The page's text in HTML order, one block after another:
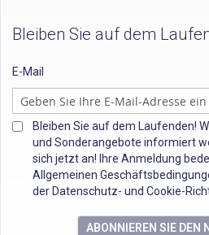
Bleiben Sie auf dem
E-Mail
Bleiben Sie auf dem Laufenden!
und Sonderangebote informiert
sich jetzt an! Ihre Anmeldung
Allgemeinen
der Datenschutz- und Cookie-
ABONNIEREN SIE DEN